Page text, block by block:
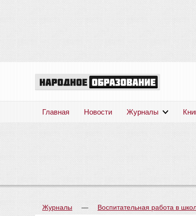
Главная Новости Журналы
Журналы — Воспитательная работа в